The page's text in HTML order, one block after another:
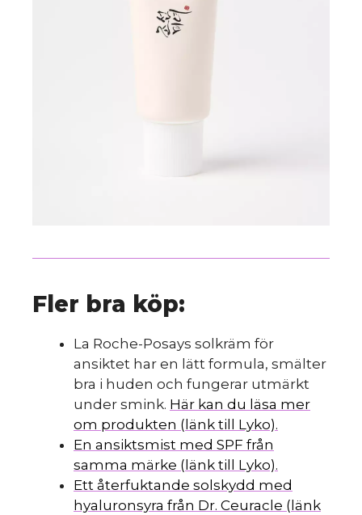
Fler bra köp:
La Roche-Posays solkräm för
ansiktet har en lätt formula, smälter
bra i huden och fungerar utmärkt
under smink. Här kan du läsa mer
om produkten (länk till Lyko).
En ansiktsmist med SPF från
samma märke (länk till Lyko).
Ett återfuktande solskydd med
hyaluronsyra från Dr. Ceuracle (länk